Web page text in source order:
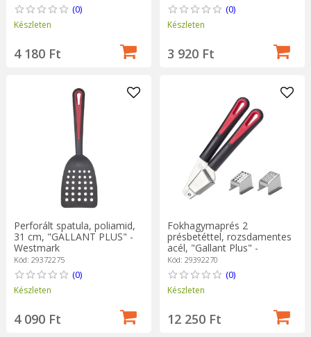
(0)
Készleten
4 180 Ft
(0)
Készleten
3 920 Ft
Perforált spatula, poliamid,
31 cm, "GALLANT PLUS" -
Westmark
Kód: 29372275
(0)
Készleten
4 090 Ft
Fokhagymaprés 2
présbetéttel, rozsdamentes
acél, "Gallant Plus" -
Westmark
Kód: 29392270
(0)
Készleten
12 250 Ft